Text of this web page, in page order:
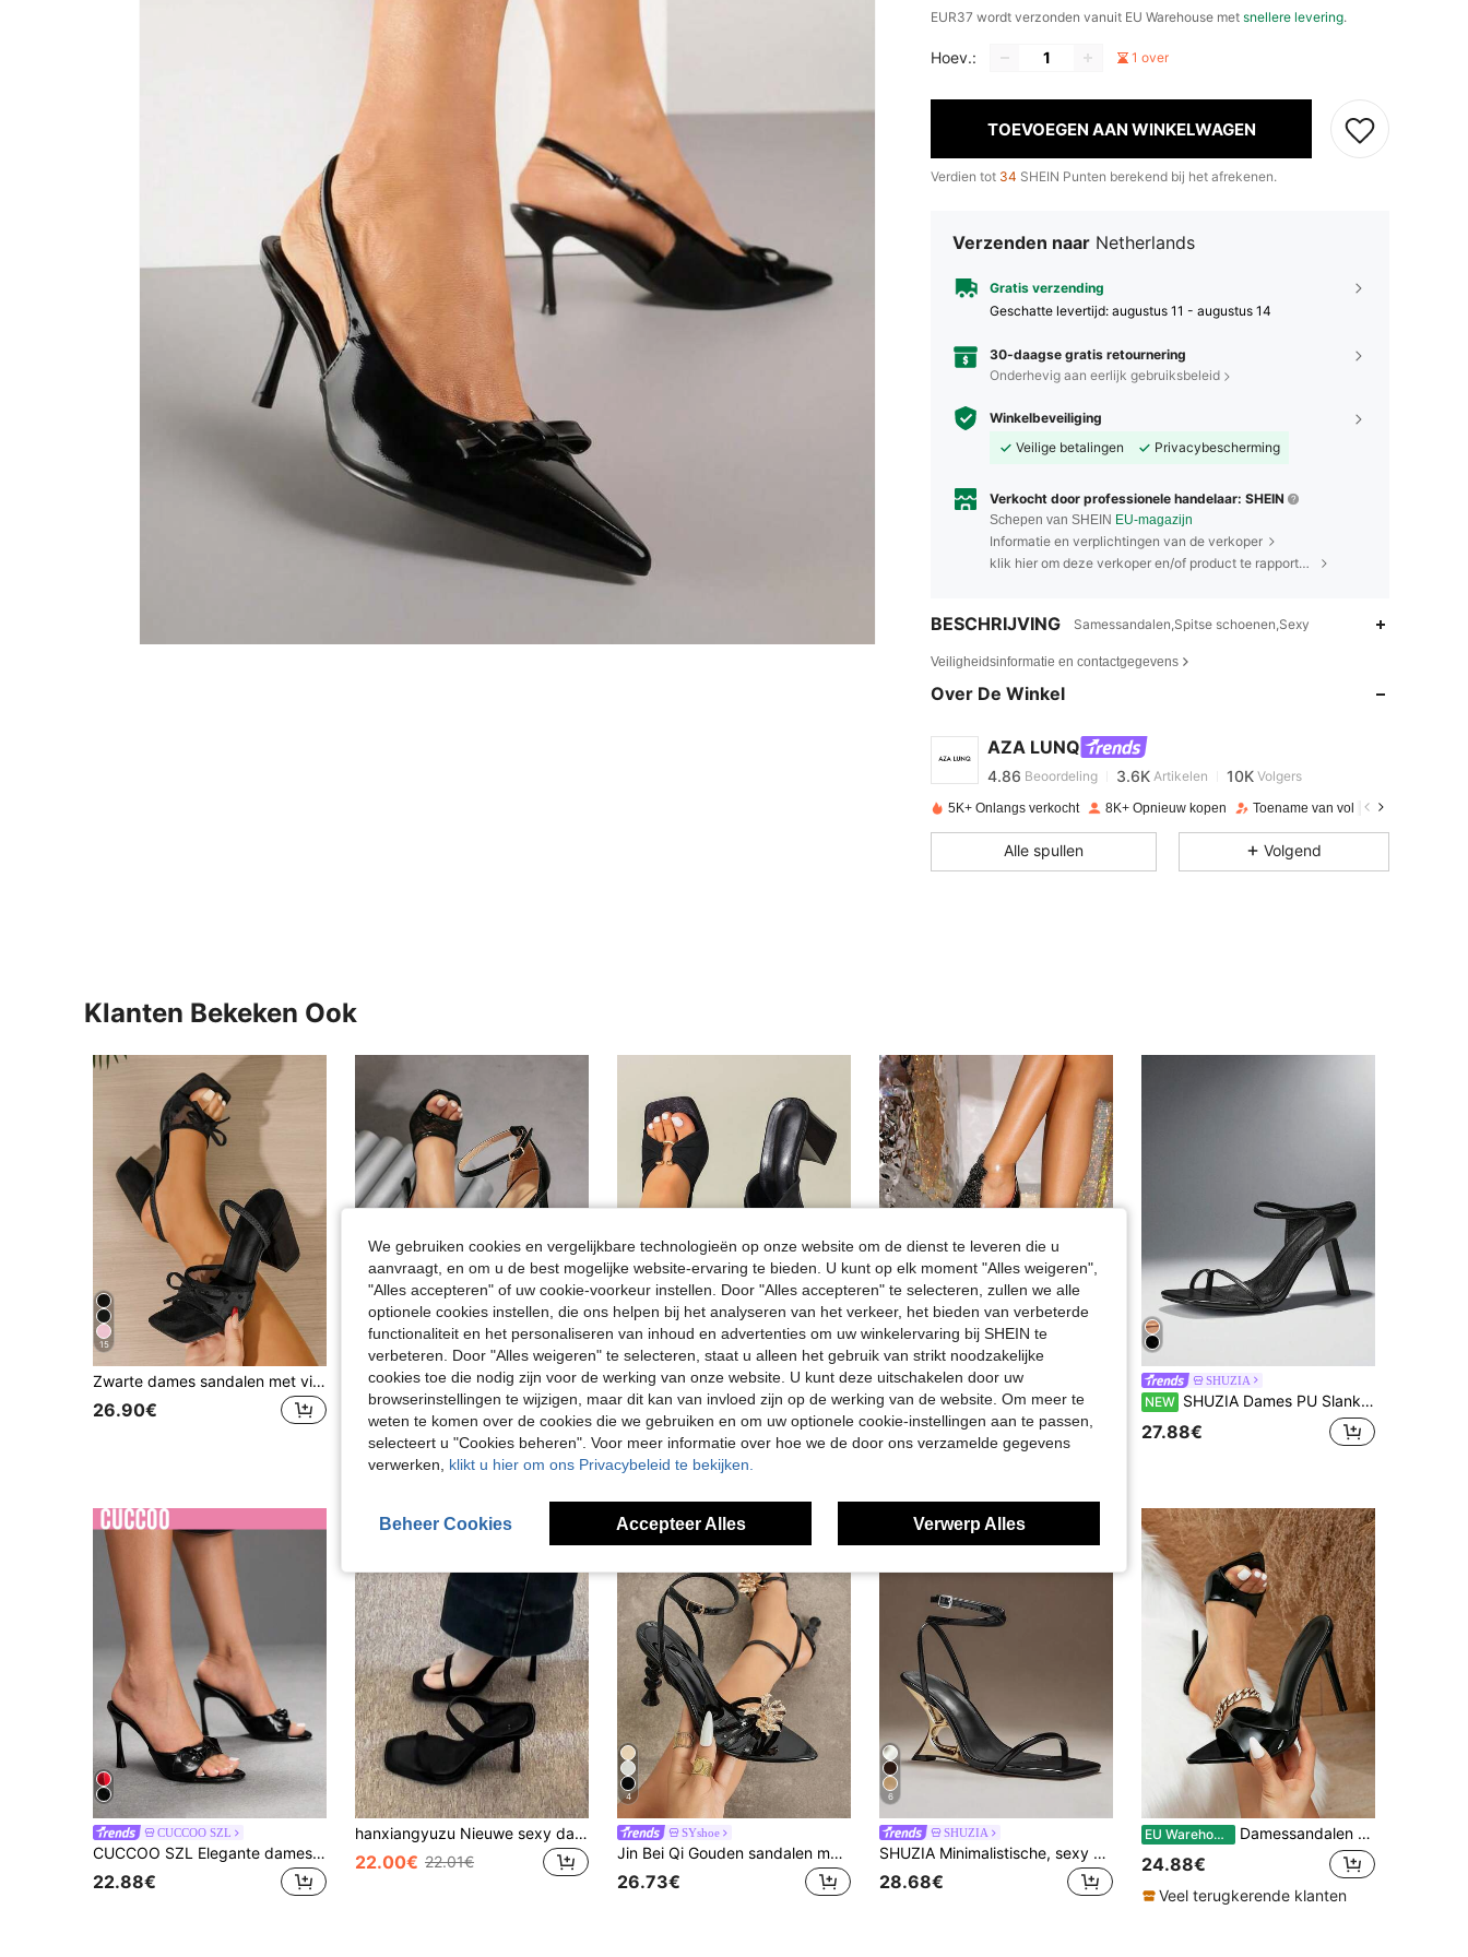
​EUR37 wordt verzonden vanuit EU Warehouse met snellere levering.
Hoev.: 1 over
TOEVOEGEN AAN WINKELWAGEN
Verdien tot 34 SHEIN Punten berekend bij het afrekenen.
Verzenden naar Netherlands
Gratis verzending
Geschatte levertijd: augustus 11 - augustus 14
30-daagse gratis retournering
Onderhevig aan eerlijk gebruiksbeleid
Winkelbeveiliging
Veilige betalingen
Privacybescherming
Verkocht door professionele handelaar: SHEIN
Schepen van SHEIN EU-magazijn
Informatie en verplichtingen van de verkoper
klik hier om deze verkoper en/of product te rapporteren.
BESCHRIJVING Samessandalen,Spitse schoenen,Sexy
Veiligheidsinformatie en contactgegevens
Over De Winkel
AZA LUNQ
4.86 Beoordeling 3.6K Artikelen 10K Volgers
4.86 10K
4.86
4.86
5K+ Onlangs verkocht 8K+ Opnieuw kopen Toename van volgers 10%
Alle spullen Volgend
Klanten Bekeken Ook
15
Zwarte dames sandalen met vierkante neus, dikke hak, open neus, strik, hartvormig mesh, modieuze hoge hak, sexy, veelzijdige feest- en dansschoenen
26.90€
Vierkante neus peep-toe kanten mesh dunne hoge hak sandalen dames avondjurk hoge hakken
28.98€ 29.00€
Modieuze sandalen met vierkante neus en dunne hak, sexy open teensandalen met strik en hoge hak voor dames, lente- en zomeroutfits
23.34€ 32.50€
SHUZIA
NEW SHUZIA Dames PU Slanke Minimalistische Enkelband Chic Statement Zwarte Sandalen met Hoge Hak
27.88€
CUCCOO SZL
CUCCOO SZL Elegante damesmode feestelijke strik hoge hak sandalen
22.88€
hanxiangyuzu Nieuwe sexy damessandalen met hoge hakken, zwarte bandjes en dunne hak, lente/zomeroutfits
22.00€ 22.01€
4
SYshoe
Jin Bei Qi Gouden sandalen met hoge hak en spitse neus voor dames, glanzende metallic textuur, zacht en elegant, dunne bandjes met kruisontwerp, 3D metalen bloemdecoratie, zacht en romantisch, verstelbare dunne bandjes met gesp, unieke asymmetrische hak in hartvorm, geschikt voor strandvakantie, avondfeest, date, elegante en zoete hoge hakken, verfijnde zomerstijl damesschoenen
26.73€
6
SHUZIA
SHUZIA Minimalistische, sexy damessandalen met enkelbandje en sleehak
28.68€
EU Warehouse Damessandalen met spitse neus en hoge hakken, nieuwe veelzijdige sandalen met bandjes voor de lente/zomer, sexy Europese stijl, stilettohakken
24.88€
Veel terugkerende klanten
We gebruiken cookies en vergelijkbare technologieën op onze website om de dienst te leveren die u
aanvraagt, en om u de best mogelijke website-ervaring te bieden. U kunt op elk moment "Alles weigeren",
"Alles accepteren" of uw cookie-voorkeur instellen. Door "Alles accepteren" te selecteren, zullen we alle
optionele cookies instellen, die ons helpen bij het analyseren van het verkeer, het bieden van verbeterde
functionaliteit en het personaliseren van inhoud en advertenties om uw winkelervaring bij SHEIN te
verbeteren. Door "Alles weigeren" te selecteren, staat u alleen het gebruik van strikt noodzakelijke
cookies toe die nodig zijn voor de werking van onze website. U kunt deze uitschakelen door uw
browserinstellingen te wijzigen, maar dit kan van invloed zijn op de werking van de website. Om meer te
weten te komen over de cookies die we gebruiken en om uw optionele cookie-instellingen aan te passen,
selecteert u "Cookies beheren". Voor meer informatie over hoe we de door ons verzamelde gegevens
verwerken, klikt u hier om ons Privacybeleid te bekijken.
Beheer Cookies Accepteer Alles Verwerp Alles